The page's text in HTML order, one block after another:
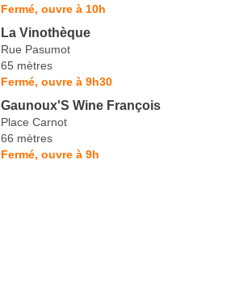
Fermé, ouvre à 10h
La Vinothèque
Rue Pasumot
65 mètres
Fermé, ouvre à 9h30
Gaunoux'S Wine François
Place Carnot
66 mètres
Fermé, ouvre à 9h